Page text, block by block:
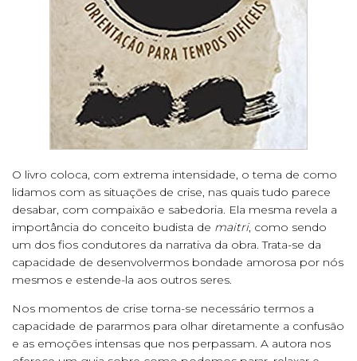
O livro coloca, com extrema intensidade, o tema de como
lidamos com as situações de crise, nas quais tudo parece
desabar, com compaixão e sabedoria. Ela mesma revela a
importância do conceito budista de maitri, como sendo
um dos fios condutores da narrativa da obra. Trata-se da
capacidade de desenvolvermos bondade amorosa por nós
mesmos e estende-la aos outros seres.
Nos momentos de crise torna-se necessário termos a
capacidade de pararmos para olhar diretamente a confusão
e as emoções intensas que nos perpassam. A autora nos